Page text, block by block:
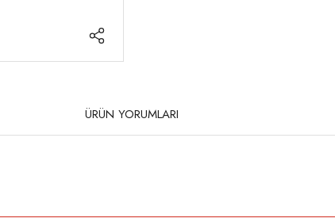
ÜRÜN YORUMLARI